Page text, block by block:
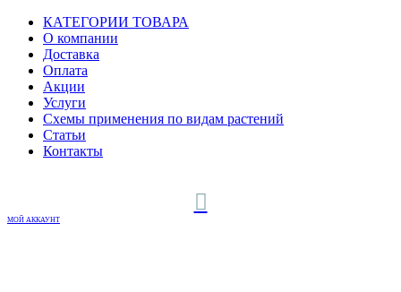
КАТЕГОРИИ ТОВАРА
О компании
Доставка
Оплата
Акции
Услуги
Схемы применения по видам растений
Статьи
Контакты
МОЙ АККАУНТ